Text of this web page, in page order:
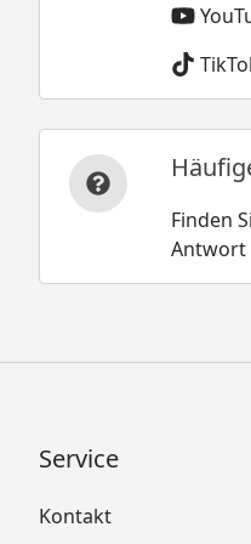
Finden
Antwort
Service
Kontakt